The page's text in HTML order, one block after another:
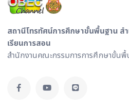
สถานีโทรทัศน์การศึกษาขั้นพื้นฐาน ส
เรียนการสอน
สำนักงานคณะกรรมการการศึกษาขั้นพื้